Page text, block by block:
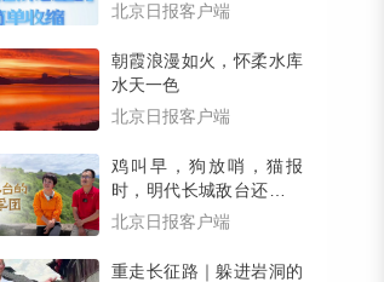
北京日报客户端
朝霞浪漫如火，怀柔水库
水天一色
北京日报客户端
鸡叫早，狗放哨，猫报
时，明代长城敌台还藏着
一支动物戍守军团（留言
北京日报客户端
重走长征路｜躲进岩洞的